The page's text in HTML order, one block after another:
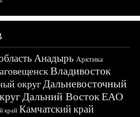
Анадырь Арктика
Владивосток
округДальневосточный
Дальний ВостокЕАО
край Камчатский край